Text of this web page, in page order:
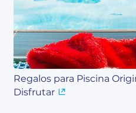
Regalos para Piscina
Disfrutar